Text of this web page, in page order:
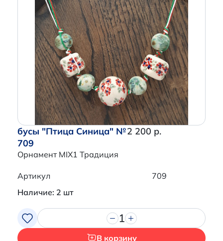
бусы "Птица Синица" №
709
Орнамент MIX1 Традиция
2 200 р.
Артикул
709
Наличие: 2 шт
1
В корзину